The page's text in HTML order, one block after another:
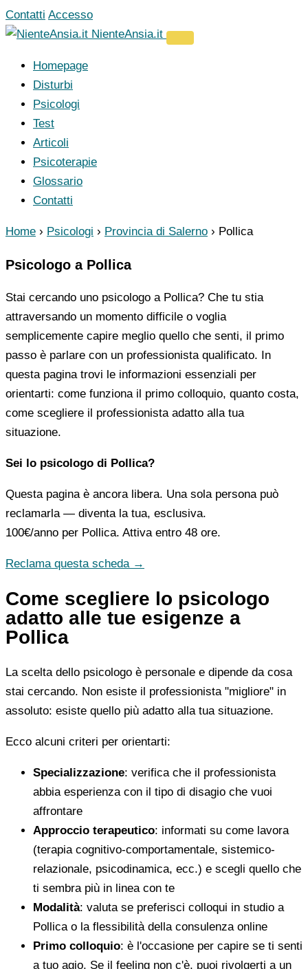
Vai
al
Contatti Accesso
NienteAnsia.it
Homepage
Disturbi
Psicologi
Test
Articoli
Psicoterapie
Glossario
Contatti
Home › Psicologi › Provincia di Salerno › Pollica
Psicologo a Pollica
Stai cercando uno psicologo a Pollica? Che tu stia
attraversando un momento difficile o voglia
semplicemente capire meglio quello che senti, il primo
passo è parlare con un professionista qualificato. In
questa pagina trovi le informazioni essenziali per
orientarti: come funziona il primo colloquio, quanto costa,
come scegliere il professionista adatto alla tua
situazione.
Sei lo psicologo di Pollica?
Questa pagina è ancora libera. Una sola persona può
reclamarla — diventa la tua, esclusiva.
100€/anno per Pollica. Attiva entro 48 ore.
Reclama questa scheda →
Come scegliere lo psicologo
adatto alle tue esigenze a
Pollica
La scelta dello psicologo è personale e dipende da cosa
stai cercando. Non esiste il professionista "migliore" in
assoluto: esiste quello più adatto alla tua situazione.
Ecco alcuni criteri per orientarti:
Specializzazione: verifica che il professionista
abbia esperienza con il tipo di disagio che vuoi
affrontare
Approccio terapeutico: informati su come lavora
(terapia cognitivo-comportamentale, sistemico-
relazionale, psicodinamica, ecc.) e scegli quello che
ti sembra più in linea con te
Modalità: valuta se preferisci colloqui in studio a
Pollica o la flessibilità della consulenza online
Primo colloquio: è l'occasione per capire se ti senti
a tuo agio. Se il feeling non c'è, puoi rivolgerti a un